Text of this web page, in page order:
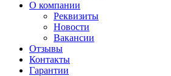
О компании
Реквизиты
Новости
Вакансии
Отзывы
Контакты
Гарантии